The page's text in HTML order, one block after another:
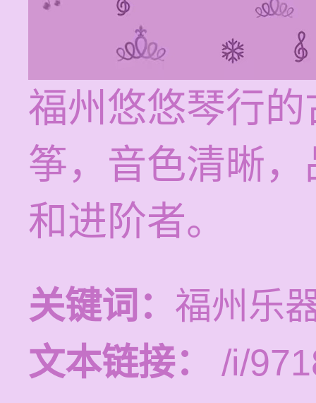
福州悠悠琴行
筝，音色清晰
和进阶者。
关键词： 福州乐
文本链接：
/i/